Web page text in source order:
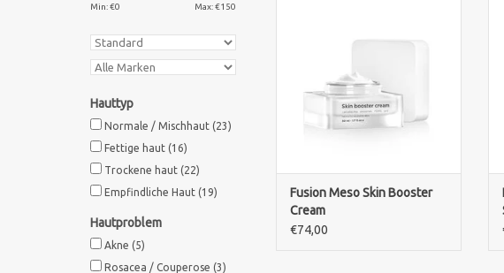
Min: €0 Max: €150
Hauttyp
Normale / Mischhaut (23)
Fettige haut (16)
Trockene haut (22)
Empfindliche Haut (19)
Hautproblem
Akne (5)
Rosacea / Couperose (3)
Aging-Creme, die die Haut strafft,
Formel mit Hyaluronsäure und
Peptiden sorgt für ein glatteres,
strahlenderes und jugendlicheres
Hautbild.
Fusion Meso Skin Booster
Cream
€74,00